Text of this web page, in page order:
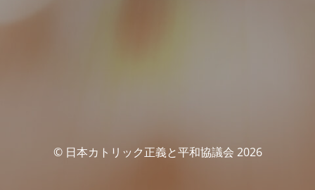
© 日本カトリック正義と平和協議会 2026